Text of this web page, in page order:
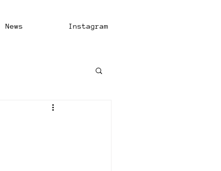
News Instagram